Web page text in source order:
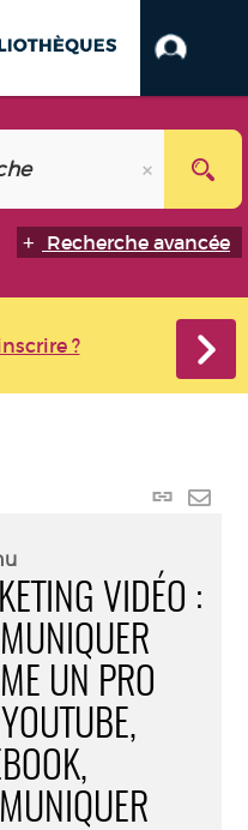
Recherche avancée
?
Lien
VIDÉO :
UN PRO